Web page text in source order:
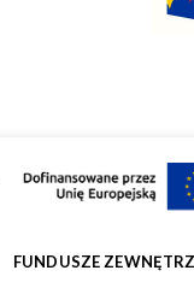
FUNDUSZE